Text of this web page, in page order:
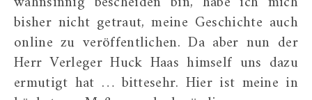
bisher nicht getraut, meine Geschichte auch
online zu veröffentlichen. Da aber nun der
Herr Verleger Huck Haas himself uns dazu
ermutigt hat … bittesehr. Hier ist meine in